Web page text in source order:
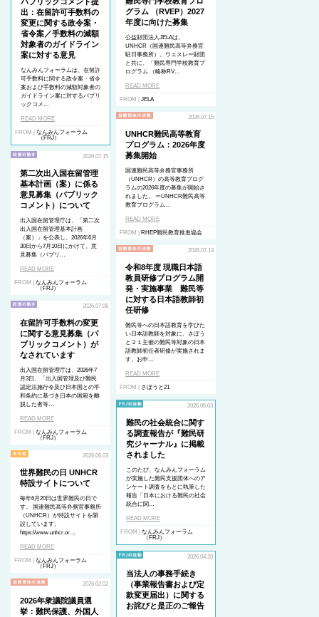
出：在留許可手数料の
変更に関する政令案・
省令案／手数料の減額
対象者のガイドライン
案に対する意見
なんみんフォーラムは、在留許
可手数料に関する政令案・省令
案および手数料の減額対象者の
ガイドライン案に対するパブリ
ックコメ…
READ MORE
FROM | なんみんフォーラム
（FRJ）
グラム （RVEP）2027
年度に向けた募集
公益財団法人JELAは、
UNHCR（国連難民高等弁務官
駐日事務所）、ウェスレー財団
と共に、「難民専門学校教育プ
ログラム （略称RV…
READ MORE
FROM | JELA
2026.07.15
UNHCR難民高等教育
プログラム：2026年度
募集開始
国連難民高等弁務官事務所
（UNHCR）の高等教育プログ
ラムの2026年度の募集が開始さ
れました。 ーUNHCR難民高等
教育プログラム…
READ MORE
FROM | RHEP難民教育推進協会
2026.07.15
第二次出入国在留管理
基本計画（案）に係る
意見募集（パブリック
コメント）について
出入国在留管理庁は、「第二次
出入国在留管理基本計画
（案）」を公表し、2026年6月
30日から7月10日にかけて、意
見募集（パブリ…
READ MORE
FROM | なんみんフォーラム
（FRJ）
2026.07.13
令和8年度 現職日本語
教員研修プログラム開
発・実施事業 難民等
に対する日本語教師初
任研修
難民等への日本語教育を学びた
い日本語教師を対象に、さぽう
と２１主催の難民等対象の日本
語教師初任者研修が実施されま
す。お申…
READ MORE
FROM | さぽうと21
2026.07.06
在留許可手数料の変更
に関する意見募集（パ
ブリックコメント）が
なされています
出入国在留管理庁は、2026年7
月3日、「出入国管理及び難民
認定法施行令及び日本国との平
和条約に基づき日本の国籍を離
脱した者等…
READ MORE
FROM | なんみんフォーラム
（FRJ）
2026.06.03
難民の社会統合に関す
る調査報告が『難民研
究ジャーナル』に掲載
されました
このたび、なんみんフォーラム
が実施した難民支援団体へのア
ンケート調査をもとに執筆した
報告「日本における難民の社会
統合に関…
READ MORE
FROM | なんみんフォーラム
（FRJ）
2026.06.03
世界難民の日 UNHCR
特設サイトについて
毎年6月20日は世界難民の日で
す。 国連難民高等弁務官事務所
（UNHCR）が特設サイトを開
設しています。
https://www.unhcr.or…
READ MORE
FROM | なんみんフォーラム
（FRJ）
2026.04.20
当法人の事務手続き
（事業報告書および定
款変更届出）に関する
お詫びと是正のご報告
2026.02.02
2026年衆議院議員選
挙：難民保護、外国人